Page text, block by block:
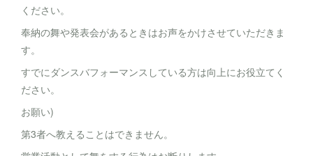
ください。
奉納の舞や発表会があるときはお声をかけさせていただきま
す。
すでにダンスバフォーマンスしている方は向上にお役立てく
ださい。
お願い)
第3者へ教えることはできません。